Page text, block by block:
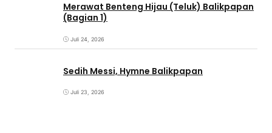
Merawat Benteng Hijau (Teluk) Balikpapan
(Bagian 1)
Juli 24, 2026
Sedih Messi, Hymne Balikpapan
Juli 23, 2026